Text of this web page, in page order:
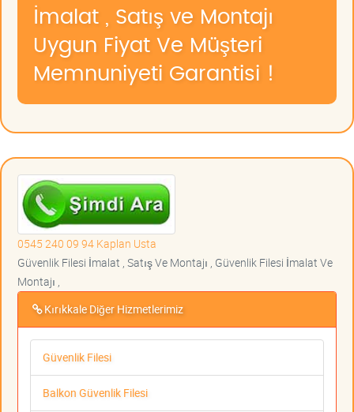
İmalat , Satış ve Montajı
Uygun Fiyat Ve Müşteri
Memnuniyeti Garantisi !
0545 240 09 94 Kaplan Usta
Güvenlik Filesi İmalat , Satış Ve Montajı , Güvenlik Filesi İmalat Ve
Montajı ,
Kırıkkale Diğer Hizmetlerimiz
Güvenlik Filesi
Balkon Güvenlik Filesi